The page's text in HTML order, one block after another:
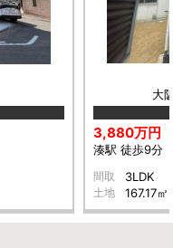
大
3,880万円
湊駅 徒歩9分
間取 3LDK
土地 167.17㎡